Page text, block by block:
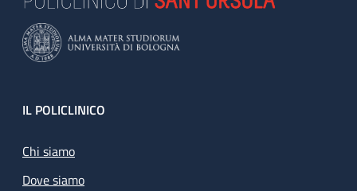
Footer
IL POLICLINICO
Chi siamo
Dove siamo